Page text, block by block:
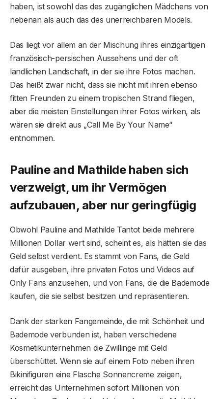
haben, ist sowohl das des zugänglichen Mädchens von
nebenan als auch das des unerreichbaren Models.
Das liegt vor allem an der Mischung ihres einzigartigen
französisch-persischen Aussehens und der oft
ländlichen Landschaft, in der sie ihre Fotos machen.
Das heißt zwar nicht, dass sie nicht mit ihren ebenso
fitten Freunden zu einem tropischen Strand fliegen,
aber die meisten Einstellungen ihrer Fotos wirken, als
wären sie direkt aus „Call Me By Your Name“
entnommen.
Pauline and Mathilde haben sich
verzweigt, um ihr Vermögen
aufzubauen, aber nur geringfügig
Obwohl Pauline and Mathilde Tantot beide mehrere
Millionen Dollar wert sind, scheint es, als hätten sie das
Geld selbst verdient. Es stammt von Fans, die Geld
dafür ausgeben, ihre privaten Fotos und Videos auf
Only Fans anzusehen, und von Fans, die die Bademode
kaufen, die sie selbst besitzen und repräsentieren.
Dank der starken Fangemeinde, die mit Schönheit und
Bademode verbunden ist, haben verschiedene
Kosmetikunternehmen die Zwillinge mit Geld
überschüttet. Wenn sie auf einem Foto neben ihren
Bikinifiguren eine Flasche Sonnencreme zeigen,
erreicht das Unternehmen sofort Millionen von